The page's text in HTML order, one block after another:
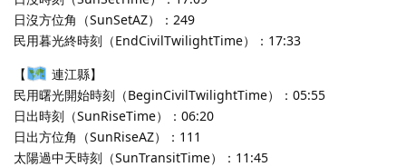
日沒方位角（SunSetAZ）：249
民用暮光終時刻（EndCivilTwilightTime）：17:33
【
連江縣】
民用曙光開始時刻（BeginCivilTwilightTime）：05:55
日出時刻（SunRiseTime）：06:20
日出方位角（SunRiseAZ）：111
太陽過中天時刻（SunTransitTime）：11:45